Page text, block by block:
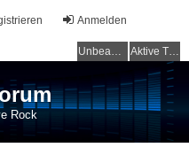
Anmelden
Unbeantwortete Themen Aktive Themen
Rock